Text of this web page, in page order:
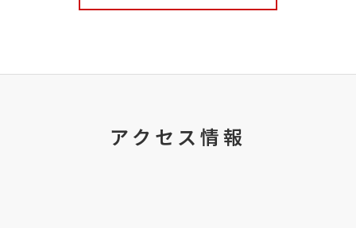
アクセス情報